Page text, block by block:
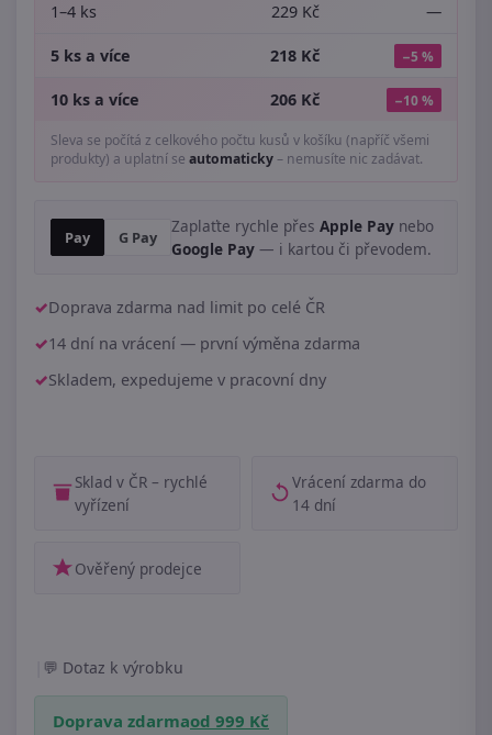
1–4 ks 229 Kč —
5 ks a více 218 Kč −5 %
10 ks a více 206 Kč −10 %
Sleva se počítá z celkového počtu kusů v košíku (napříč všemi
produkty) a uplatní se automaticky– nemusíte nic zadávat.
Pay G Pay
Zaplaťte rychle přes Apple Pay nebo
Google Pay — i kartou či převodem.
Doprava zdarma nad limit po celé ČR
14 dní na vrácení — první výměna zdarma
Skladem, expedujeme v pracovní dny
Sklad v ČR – rychlé
vyřízení
Vrácení zdarma do
14 dní
Ověřený prodejce
Dotaz k výrobku
Doprava zdarmaod 999 Kč